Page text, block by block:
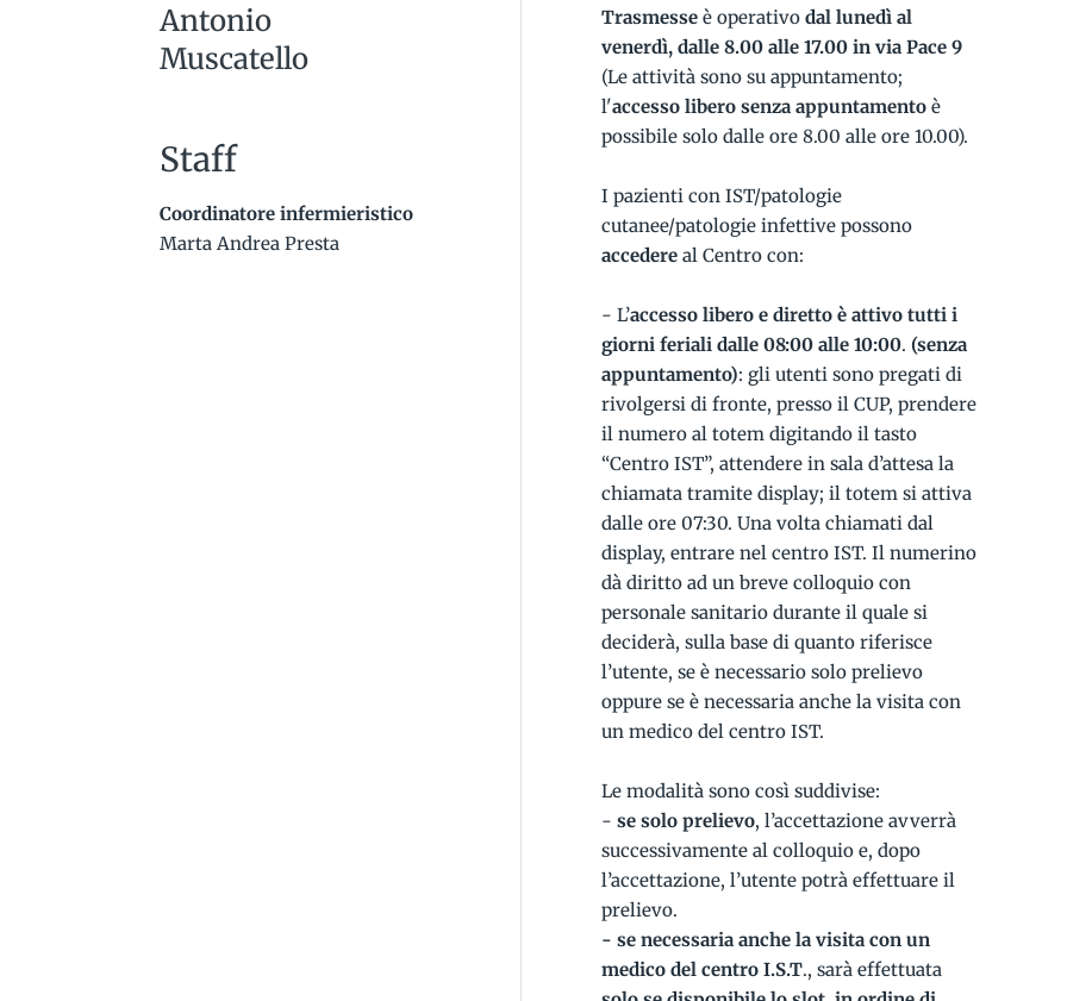
Trasmesseè operativodal lunedì al
venerdì, dalle 8.00 alle 17.00 in via Pace 9
(Le attività sono su appuntamento;
l'accesso libero senza appuntamentoè
possibile solo dalle ore 8.00 alle ore 10.00).
I pazienti con IST/patologie
cutanee/patologie infettive possono
accedere al Centro con:
- L’accesso libero e diretto è attivo tutti i
giorni feriali dalle 08:00 alle 10:00. (senza
appuntamento): gli utenti sono pregati di
rivolgersi di fronte, presso il CUP, prendere
il numero al totem digitando il tasto
“Centro IST”, attendere in sala d’attesa la
chiamata tramite display; il totem si attiva
dalle ore 07:30. Una volta chiamati dal
display, entrare nel centro IST. Il numerino
dà diritto ad un breve colloquio con
personale sanitario durante il quale si
deciderà, sulla base di quanto riferisce
l’utente, se è necessario solo prelievo
oppure se è necessaria anche la visita con
un medico del centro IST.
Le modalità sono così suddivise:
- se solo prelievo, l’accettazione avverrà
successivamente al colloquio e, dopo
l’accettazione, l’utente potrà effettuare il
prelievo.
- se necessaria anche la visita con un
medico del centro I.S.T., sarà effettuata
Antonio
Muscatello
Staff
Coordinatore infermieristico
Marta Andrea Presta